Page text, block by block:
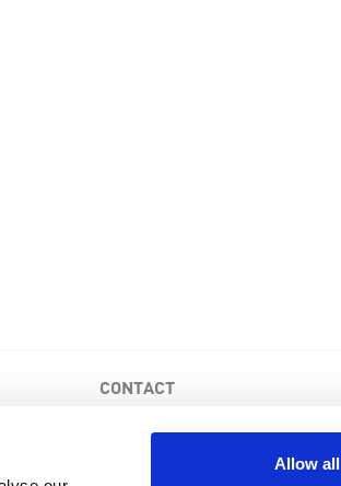
Allow all
CONTACT
Etobicoke (Ontario), M9C 5H5